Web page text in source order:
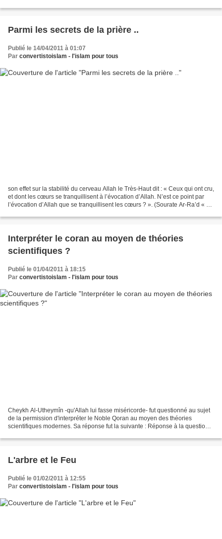
DANS LE CORAN...
Parmi les secrets de la prière ..
Publié le 14/04/2011 à 01:07
Par convertistoislam - l'islam pour tous
son effet sur la stabilité du cerveau Allah le Très-Haut dit : « Ceux qui ont cru,
et dont les cœurs se tranquillisent à l’évocation d’Allah. N’est ce point par
l’évocation d’Allah que se tranquillisent les cœurs ? ». (Sourate Ar-Ra’d « Le
Interpréter le coran au moyen de théories
scientifiques ?
Publié le 01/04/2011 à 18:15
Par convertistoislam - l'islam pour tous
Cheykh Al-Utheymîn -qu'Allah lui fasse miséricorde- fut questionné au sujet
de la permission d'interpréter le Noble Qoran au moyen des théories
scientifiques modernes. Sa réponse fut la suivante : Réponse à la question
L'arbre et le Feu
Publié le 01/02/2011 à 12:55
Par convertistoislam - l'islam pour tous